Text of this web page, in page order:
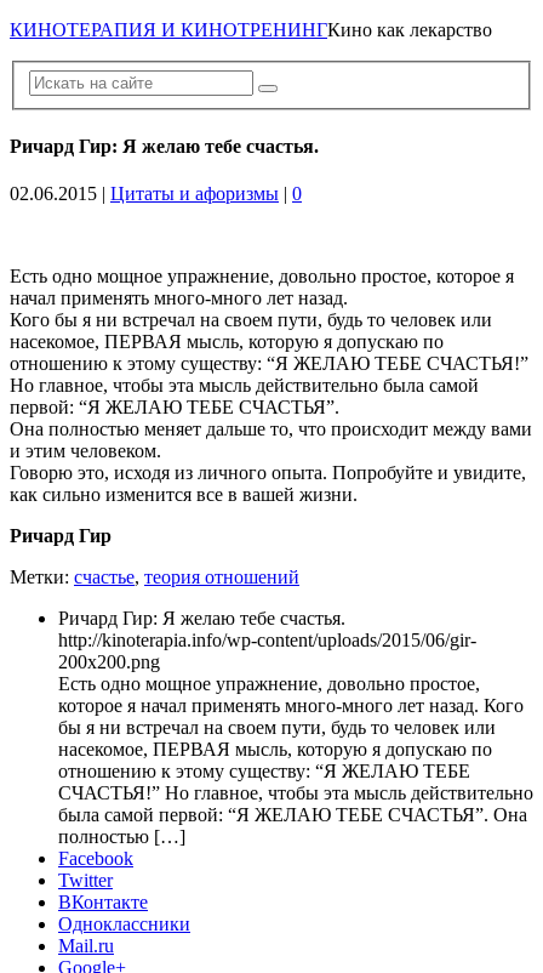
КИНОТЕРАПИЯ И КИНОТРЕНИНГКино как лекарство
Ричард Гир: Я желаю тебе счастья.
02.06.2015 | Цитаты и афоризмы | 0
Есть одно мощное упражнение, довольно простое, которое я
начал применять много-много лет назад.
Кого бы я ни встречал на своем пути, будь то человек или
насекомое, ПЕРВАЯ мысль, которую я допускаю по
отношению к этому существу: “Я ЖЕЛАЮ ТЕБЕ СЧАСТЬЯ!”
Но главное, чтобы эта мысль действительно была самой
первой: “Я ЖЕЛАЮ ТЕБЕ СЧАСТЬЯ”.
Она полностью меняет дальше то, что происходит между вами
и этим человеком.
Говорю это, исходя из личного опыта. Попробуйте и увидите,
как сильно изменится все в вашей жизни.
Ричард Гир
Метки: счастье, теория отношений
Ричард Гир: Я желаю тебе счастья.
http://kinoterapia.info/wp-content/uploads/2015/06/gir-
200x200.png
Есть одно мощное упражнение, довольно простое,
которое я начал применять много-много лет назад. Кого
бы я ни встречал на своем пути, будь то человек или
насекомое, ПЕРВАЯ мысль, которую я допускаю по
отношению к этому существу: “Я ЖЕЛАЮ ТЕБЕ
СЧАСТЬЯ!” Но главное, чтобы эта мысль действительно
была самой первой: “Я ЖЕЛАЮ ТЕБЕ СЧАСТЬЯ”. Она
полностью […]
Facebook
Twitter
ВКонтакте
Одноклассники
Mail.ru
Google+